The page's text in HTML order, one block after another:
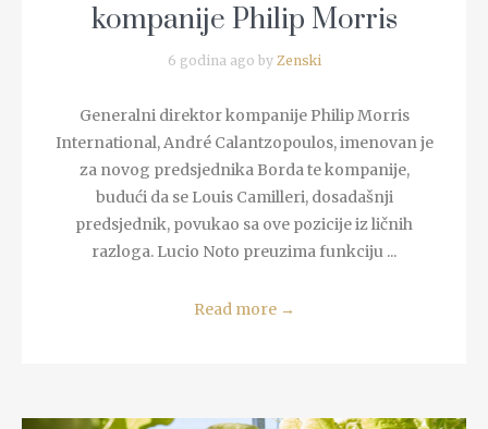
kompanije Philip Morris
6 godina ago by Zenski
Generalni direktor kompanije Philip Morris
International, André Calantzopoulos, imenovan je
za novog predsjednika Borda te kompanije,
budući da se Louis Camilleri, dosadašnji
predsjednik, povukao sa ove pozicije iz ličnih
razloga. Lucio Noto preuzima funkciju ...
Read more →